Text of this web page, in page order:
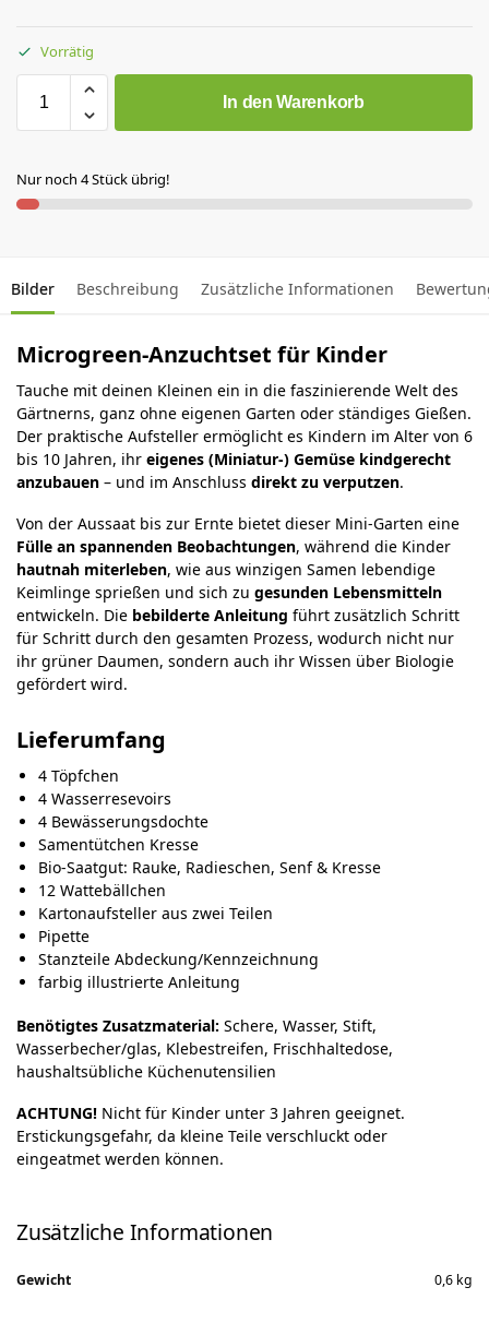
Vorrätig
In den Warenkorb
Nur noch 4 Stück übrig!
Bilder Beschreibung Zusätzliche Informationen
Microgreen-Anzuchtset für Kinder
Tauche mit deinen Kleinen ein in die faszinierende Welt des
Gärtnerns, ganz ohne eigenen Garten oder ständiges Gießen.
Der praktische Aufsteller ermöglicht es Kindern im Alter von 6
bis 10 Jahren, ihr eigenes (Miniatur-) Gemüse kindgerecht
anzubauen – und im Anschluss direkt zu verputzen.
Von der Aussaat bis zur Ernte bietet dieser Mini-Garten eine
Fülle an spannenden Beobachtungen, während die Kinder
hautnah miterleben, wie aus winzigen Samen lebendige
Keimlinge sprießen und sich zu gesunden Lebensmitteln
entwickeln. Die bebilderte Anleitung führt zusätzlich Schritt
für Schritt durch den gesamten Prozess, wodurch nicht nur
ihr grüner Daumen, sondern auch ihr Wissen über Biologie
gefördert wird.
Lieferumfang
4 Töpfchen
4 Wasserresevoirs
4 Bewässerungsdochte
Samentütchen Kresse
Bio-Saatgut: Rauke, Radieschen, Senf & Kresse
12 Wattebällchen
Kartonaufsteller aus zwei Teilen
Pipette
Stanzteile Abdeckung/Kennzeichnung
farbig illustrierte Anleitung
Benötigtes Zusatzmaterial: Schere, Wasser, Stift,
Wasserbecher/glas, Klebestreifen, Frischhaltedose,
haushaltsübliche Küchenutensilien
ACHTUNG! Nicht für Kinder unter 3 Jahren geeignet.
Erstickungsgefahr, da kleine Teile verschluckt oder
eingeatmet werden können.
Zusätzliche Informationen
Gewicht 0,6 kg